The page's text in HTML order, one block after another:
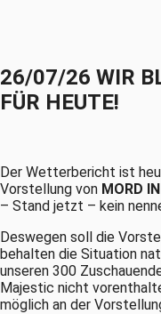
26/07/26 WIR
FÜR HEUTE!
Der Wetterbericht ist
Vorstellung von MORD
– Stand jetzt – kein
Deswegen soll die
behalten die Situation
unseren 300
Majestic nicht
möglich an der